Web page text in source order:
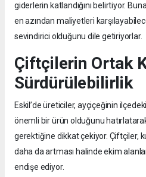
giderlerin katlandığını belirtiyor.
en azından maliyetleri
sevindirici olduğunu dile getiriyorlar.
Çiftçilerin Ortak
Sürdürülebilirlik
Eskil’de üreticiler, ayçiçeğinin
önemli bir ürün olduğunu
gerektiğine dikkat çekiyor. Çiftçiler,
daha da artması halinde ekim
endişe ediyor.